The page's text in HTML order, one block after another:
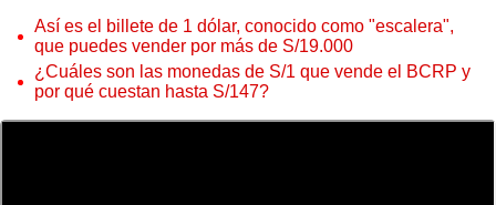
Así es el billete de 1 dólar, conocido como "escalera",
que puedes vender por más de S/19.000
¿Cuáles son las monedas de S/1 que vende el BCRP y
por qué cuestan hasta S/147?